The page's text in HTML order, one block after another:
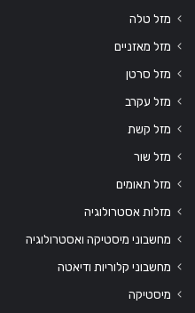
מזל טלה
מזל מאזניים
מזל סרטן
מזל עקרב
מזל קשת
מזל שור
מזל תאומים
מזלות אסטרולוגיה
מחשבוני מיסטיקה ואסטרולוגיה
מחשבוני קלוריות ודיאטה
מיסטיקה